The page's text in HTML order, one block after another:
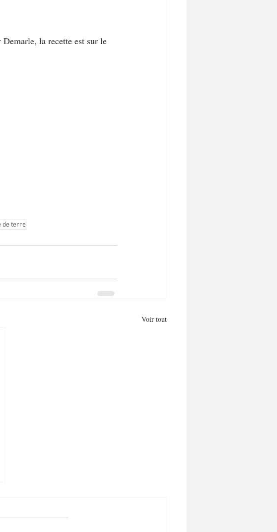
la recette est sur le
de terre
Voir tout